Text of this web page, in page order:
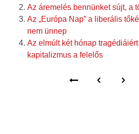
Az áremelés bennünket sújt, a
Az „Európa Nap” a liberális
nem ünnep
Az elmúlt két hónap
kapitalizmus a felelős